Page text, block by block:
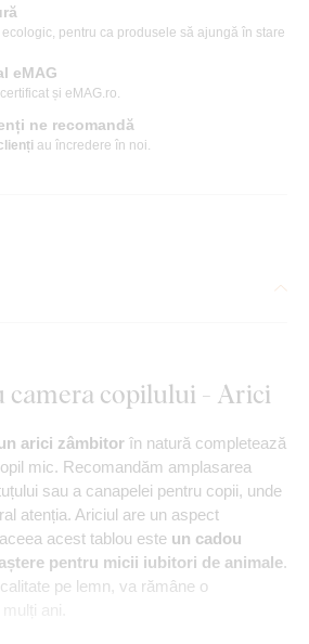
pentru ca produsele să ajungă în stare
eMAG
și eMAG.ro.
ne recomandă
au încredere în noi.
camera copilului - Arici
arici zâmbitor în natură completează
mic. Recomandăm amplasarea
sau a canapelei pentru copii, unde
atenția. Ariciul are un aspect
acest tablou este un cadou
pentru micii iubitori de animale.
pe lemn, va rămâne o
ani.